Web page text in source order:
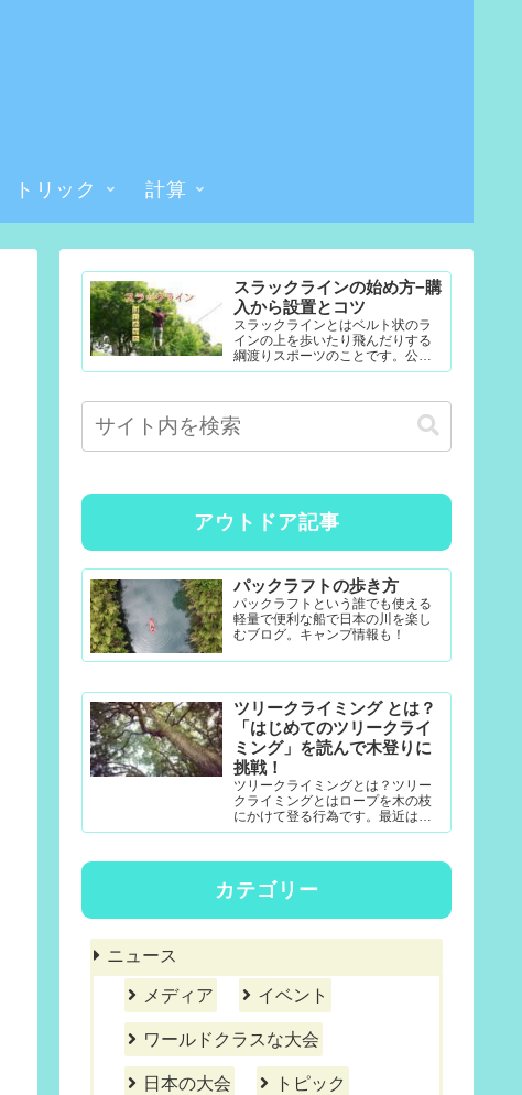
トリック 計算
スラックラインの始め方−購
入から設置とコツ
スラックラインとはベルト状のラ
インの上を歩いたり飛んだりする
綱渡りスポーツのことです。公園
やテレビなどで見たことある人も
が簡単なので幼児から大人まで楽...
アウトドア記事
パックラフトの歩き方
パックラフトという誰でも使える
軽量で便利な船で日本の川を楽し
むブログ。キャンプ情報も！
ツリークライミング とは？
「はじめてのツリークライ
ミング」を読んで木登りに
挑戦！
ツリークライミングとは？ツリー
クライミングとはロープを木の枝
にかけて登る行為です。最近は公
園アクティビティとしても一定の
ロープテクニック(MRS-ム...
カテゴリー
ニュース
メディア イベント
ワールドクラスな大会
日本の大会 トピック